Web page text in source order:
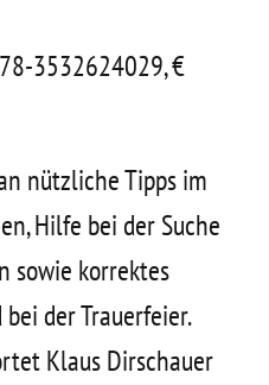
3532624029, €
nützliche Tipps im
Hilfe bei der Suche
sowie korrektes
der Trauerfeier.
Klaus Dirschauer